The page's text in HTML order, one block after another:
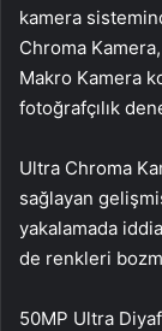
kamera
Chroma
Makro Kamera
fotoğrafçılık
Ultra Chroma
sağlayan
yakalamada
de renkleri
50MP Ultra